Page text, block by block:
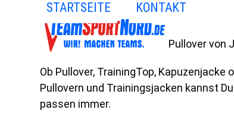
STARTSEITE KONTAKT
Pullover von
Ob Pullover, TrainingTop,
Pullovern und Trainingsjacken kannst
passen immer.